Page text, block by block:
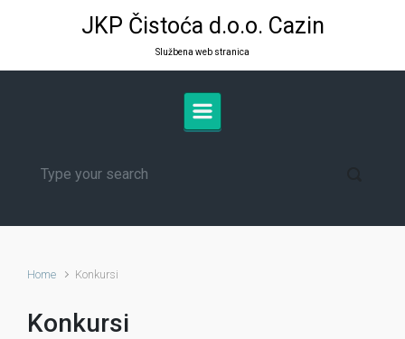
JKP Čistoća d.o.o. Cazin
Službena web stranica
Home Konkursi
Konkursi